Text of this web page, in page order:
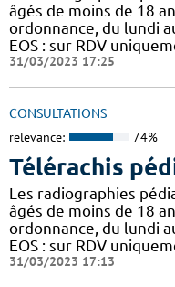
âgés de moins de 18
ordonnance, du lundi
EOS : sur RDV
31/03/2023 17:25
CONSULTATIONS
relevance: 74%
Télérachis
Les radiographies
âgés de moins de 18
ordonnance, du lundi
EOS : sur RDV
31/03/2023 17:13